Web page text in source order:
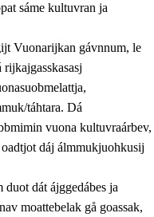
sáme kultuvran ja
Vuonarijkan gávnnum, le
táhtara. Dá
vuona kultuvraárbev,
dáj álmmukjuohkusij
dát ájggedábes ja
moattebelak gå goassak,